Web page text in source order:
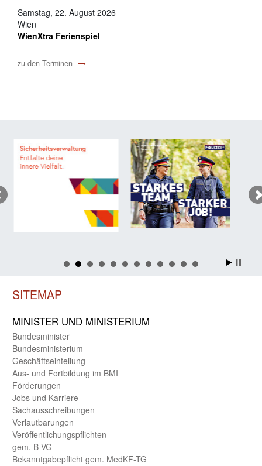
Samstag, 22. August 2026
Wien
WienXtra Ferienspiel
zu den Terminen
SITEMAP
MINISTER UND MINIST­ERIUM
Bundes­minister
Bundes­ministerium
Geschäfts­einteilung
Aus- und Fortbildung im BMI
Förderungen
Jobs und Karriere
Sachaus­schreibungen
Verlautbarungen
Veröffentlichungspflichten
gem. B-VG
Bekanntgabepflicht gem. MedKF-TG